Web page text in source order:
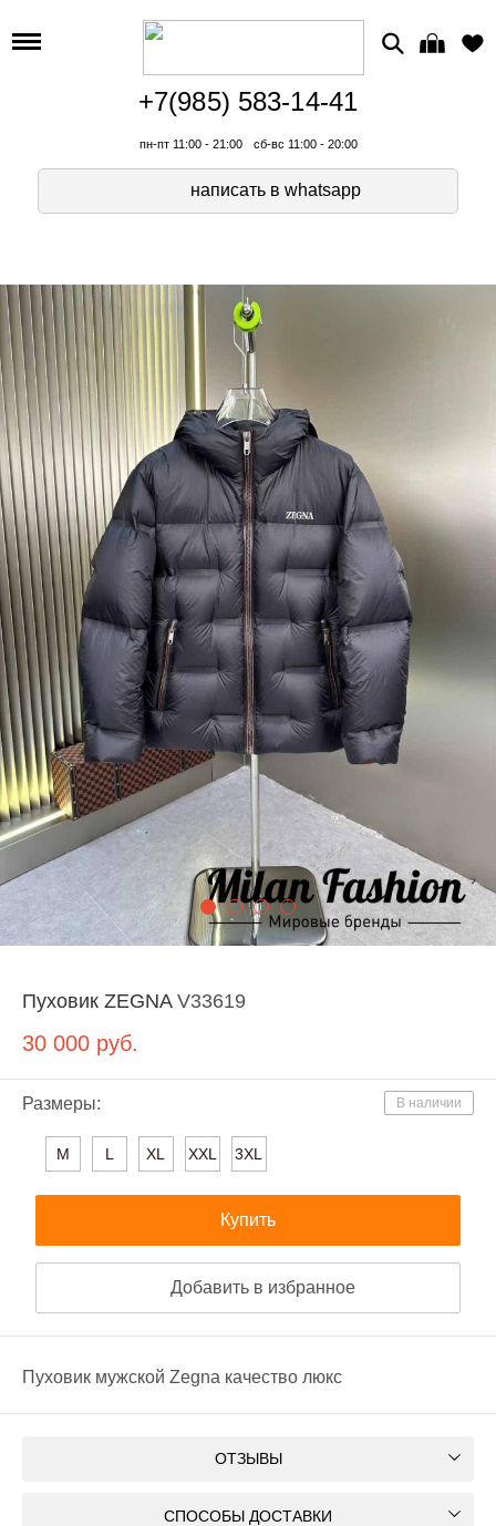
+7(985) 583-14-41
пн-пт 11:00 - 21:00 сб-вс 11:00 - 20:00
написать в whatsapp
Пуховик ZEGNA V33619
30 000 руб.
В наличии
Размеры:
M L XL XXL 3XL
Купить
Добавить в избранное
Пуховик мужской Zegna качество люкс
ОТЗЫВЫ
СПОСОБЫ ДОСТАВКИ